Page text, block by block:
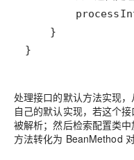
处理接口的默认方法实现
自己的默认实现，若这个
被解析；然后检索配置类
方法转化为 BeanMethod